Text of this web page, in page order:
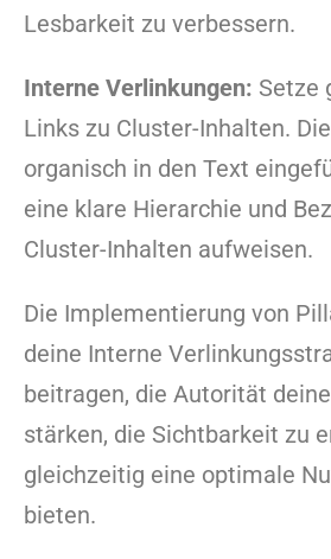
Lesbarkeit zu verbessern.
Interne Verlinkungen: Setze
Links zu Cluster-Inhalten.
organisch in den Text
eine klare Hierarchie und
Cluster-Inhalten aufweisen.
Die Implementierung von
deine Interne
beitragen, die Autorität
stärken, die Sichtbarkeit zu
gleichzeitig eine optimale
bieten.